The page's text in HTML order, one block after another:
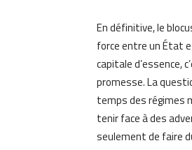
En définitive, le
force entre un État
capitale d’essence,
promesse. La
temps des régimes
tenir face à des
seulement de faire